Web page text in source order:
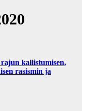
kallistumisen,
rasismin ja